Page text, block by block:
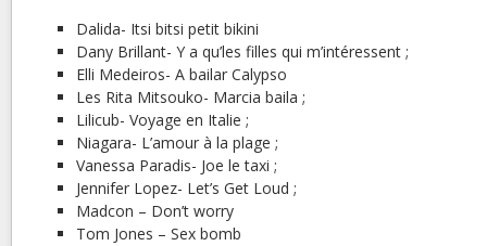
Dalida- Itsi bitsi petit bikini
Dany Brillant- Y a qu’les filles qui m’intéressent ;
Elli Medeiros- A bailar Calypso
Les Rita Mitsouko- Marcia baila ;
Lilicub- Voyage en Italie ;
Niagara- L’amour à la plage ;
Vanessa Paradis- Joe le taxi ;
Jennifer Lopez- Let’s Get Loud ;
Madcon – Don’t worry
Tom Jones – Sex bomb